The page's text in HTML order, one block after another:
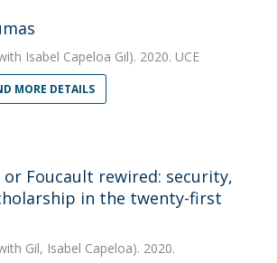
Isabel Capeloa Gil). 2020. UCE
MORE DETAILS
or Foucault rewired: security,
in the twenty-first
Gil, Isabel Capeloa). 2020.